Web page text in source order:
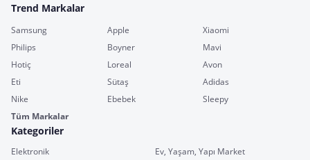
Trend Markalar
Samsung Apple
Xiaomi
Philips
Boyner
Mavi
Hotiç
Loreal
Avon
Eti
Sütaş
Adidas
Nike
Ebebek
Sleepy
Tüm Markalar
Kategoriler
Elektronik
Ev, Yaşam, Yapı Market